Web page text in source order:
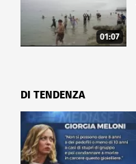
01:07
DI TENDENZA